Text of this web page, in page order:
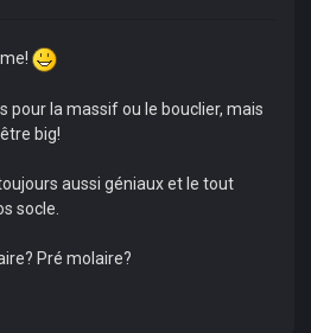
pour la massif ou le bouclier, mais
big!
aussi géniaux et le tout
socle.
Pré molaire?